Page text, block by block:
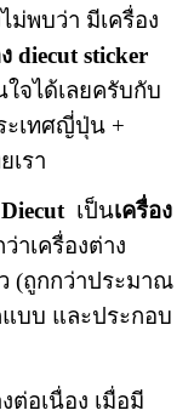
ม่พบว่า มีเครื่อง
diecut sticker
จได้เลยครับกับ
ะเทศญี่ปุ่น +
เรา
เป็นเครื่อง
าเครื่องต่าง
(ถูกกว่าประมาณ
บบ และประกอบ
อเนื่อง เมื่อมี